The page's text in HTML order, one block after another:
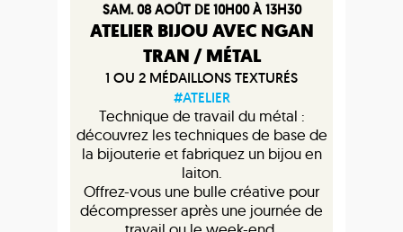
SAM. 08 AOÛT DE 10H00 À 13H30
ATELIER BIJOU AVEC NGAN
TRAN / MÉTAL
1 OU 2 MÉDAILLONS TEXTURÉS
#ATELIER
Technique de travail du métal :
découvrez les techniques de base de
la bijouterie et fabriquez un bijou en
laiton.
Offrez-vous une bulle créative pour
décompresser après une journée de